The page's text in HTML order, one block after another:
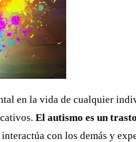
en la vida de cualquier
El autismo es un
interactúa con los demás y